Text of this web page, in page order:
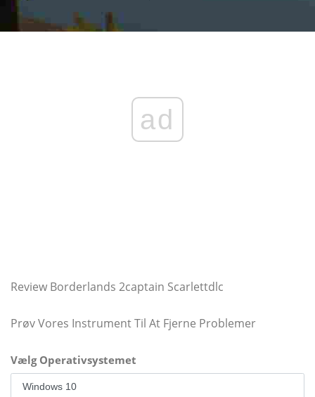
ad
Review Borderlands 2captain Scarlettdlc
Prøv Vores Instrument Til At Fjerne Problemer
Vælg Operativsystemet